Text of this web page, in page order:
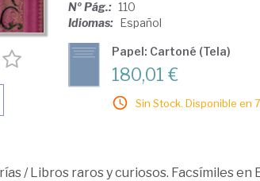
Nº Pág.: 110
Idiomas: Español
Papel: Cartoné (Tela)
180,01 €
Sin Stock. Disponible en
/Libros raros y curiosos. Facsímiles en